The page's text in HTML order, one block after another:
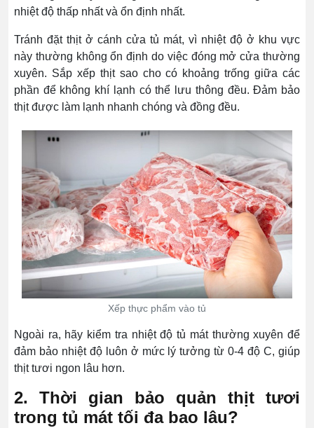
nhiệt độ thấp nhất và ổn định nhất.
Tránh đặt thịt ở cánh cửa tủ mát, vì nhiệt độ ở khu vực
này thường không ổn định do việc đóng mở cửa thường
xuyên. Sắp xếp thịt sao cho có khoảng trống giữa các
phần để không khí lạnh có thể lưu thông đều. Đảm bảo
thịt được làm lạnh nhanh chóng và đồng đều.
Xếp thực phẩm vào tủ
Ngoài ra, hãy kiểm tra nhiệt độ tủ mát thường xuyên để
đảm bảo nhiệt độ luôn ở mức lý tưởng từ 0-4 độ C, giúp
thịt tươi ngon lâu hơn.
2. Thời gian bảo quản thịt tươi
trong tủ mát tối đa bao lâu?